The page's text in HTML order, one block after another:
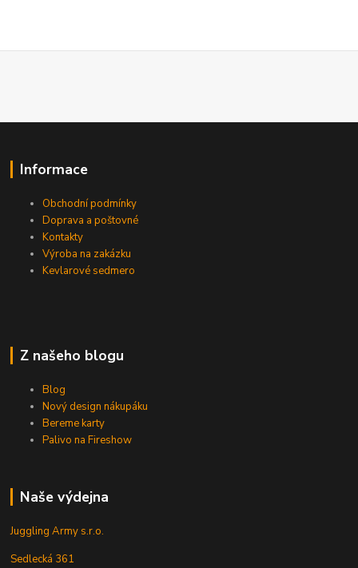
Informace
Obchodní podmínky
Doprava a poštovné
Kontakty
Výroba na zakázku
Kevlarové sedmero
Z našeho blogu
Blog
Nový design nákupáku
Bereme karty
Palivo na Fireshow
Naše výdejna
Juggling Army s.r.o.
Sedlecká 361